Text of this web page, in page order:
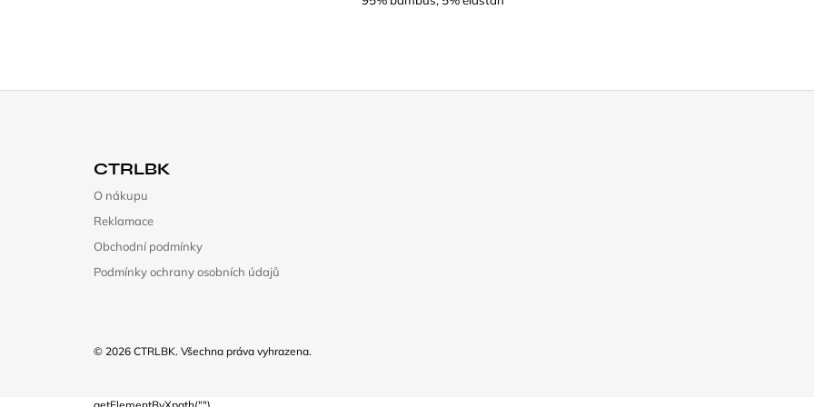
CTRLBK
O nákupu
Reklamace
Obchodní podmínky
Podmínky ochrany osobních údajů
© 2026 CTRLBK. Všechna práva vyhrazena.